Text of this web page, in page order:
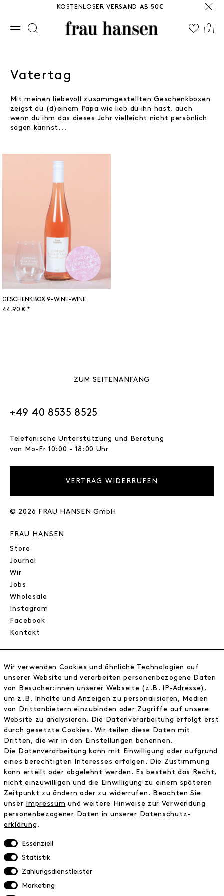
KOSTENLOSER VERSAND AB 50€
0
☰
Vatertag
Mit meinen liebevoll zusammgestellten Geschenkboxen
zeigst du (d)einem Papa wie lieb du ihn hast, auch
wenn du ihm das dieses Jahr vielleicht nicht persönlich
sagen kannst...
GESCHENKBOX 9-WINE-WINE
44,90 € *
ZUM SEITENANFANG
+49 40 8535 8525
Telefonische Unterstützung und Beratung
von Mo-Fr 10:00 - 18:00 Uhr
VERTRAG WIDERRUFEN
© 2026 FRAU HANSEN GmbH
FRAU HANSEN
Store
Journal
Wir
Jobs
Wholesale
Instagram
Facebook
Kontakt
Zahlungsinformationen
Versand
Retoure
Widerrufsrecht
Datenschutz
Impressum
NEWSLETTER
Erhalte exklusive Neuigkeiten!
E-MAIL
Ich bestätige die
* inkl. MwSt. zzgl. Versandkosten
Wir verwenden Cookies und ähnliche Technologien auf
unserer Website und verarbeiten personenbezogene Daten
von Besucher:innen unserer Webseite (z.B. IP-Adresse),
um z.B. Inhalte und Anzeigen zu personalisieren, Medien
von Drittanbietern einzubinden oder Zugriffe auf unsere
Website zu analysieren. Die Datenverarbeitung erfolgt erst
durch gesetzte Cookies. Wir teilen diese Daten mit
Dritten, die wir in den Einstellungen benennen.
Die Datenverarbeitung kann mit Einwilligung oder aufgrund
eines berechtigten Interesses erfolgen. Die Zustimmung
kann erteilt oder abgelehnt werden. Es besteht das Recht,
nicht einzuwilligen und die Einwilligung zu einem späteren
Zeitpunkt zu ändern oder zu widerrufen. Beachten Sie
unser
Impressum und weitere Hinweise zur Verwendung
personenbezogener Daten in unserer
Daten­schutz­
erklärung .
Essenziell
Statistik
Zahlungsdienstleister
Marketing